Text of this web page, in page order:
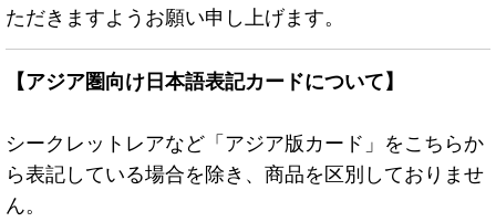
ただきますようお願い申し上げます。
【アジア圏向け日本語表記カードについて】
シークレットレアなど「アジア版カード」をこちらか
ら表記している場合を除き、商品を区別しておりませ
ん。